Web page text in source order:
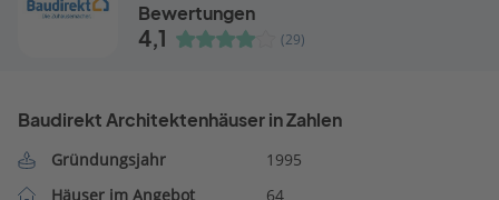
Bewertungen
4,1 (29)
Baudirekt Architektenhäuser in Zahlen
Gründungsjahr
1995
Häuser im Angebot
64